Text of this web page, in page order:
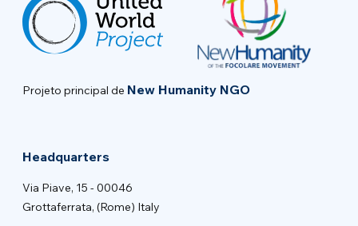
Projeto principal de New Humanity NGO
Headquarters
Via Piave, 15 - 00046
Grottaferrata, (Rome) Italy